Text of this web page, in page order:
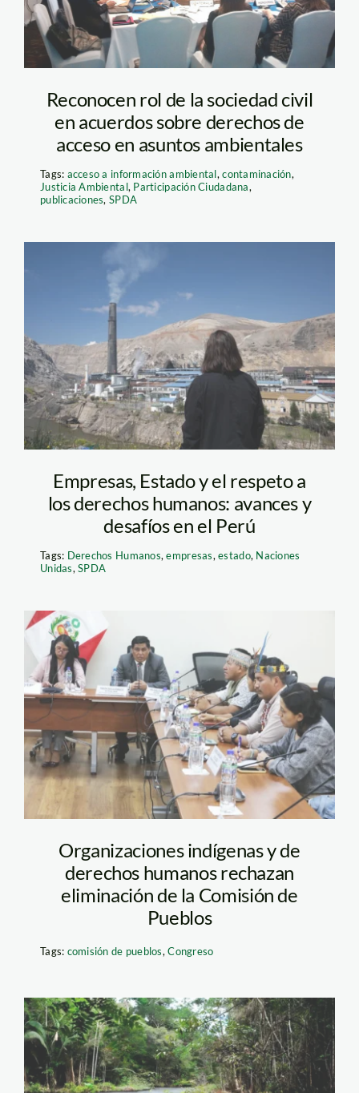
Reconocen rol de la sociedad civil
en acuerdos sobre derechos de
acceso en asuntos ambientales
Tags: acceso a información ambiental,contaminación,
Justicia Ambiental, Participación Ciudadana,
publicaciones,SPDA
la-oroya—-
contaminacion—
jaime-tranca—
actualidad-ambiental
Empresas, Estado y el respeto a
los derechos humanos: avances y
desafíos en el Perú
Tags: Derechos Humanos,empresas,estado, Naciones
Unidas,SPDA
comision-de-pueblos
—congreso
Organizaciones indígenas y de
derechos humanos rechazan
eliminación de la Comisión de
Pueblos
Tags: comisión de pueblos,Congreso
sancho-cocha-oxfam